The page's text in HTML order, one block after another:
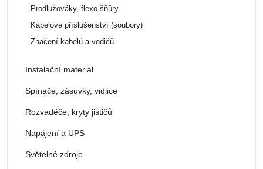
Prodlužováky, flexo šňůry
Kabelové příslušenství (soubory)
Značení kabelů a vodičů
Instalační materiál
Spínače, zásuvky, vidlice
Rozvaděče, kryty jističů
Napájení a UPS
Světelné zdroje